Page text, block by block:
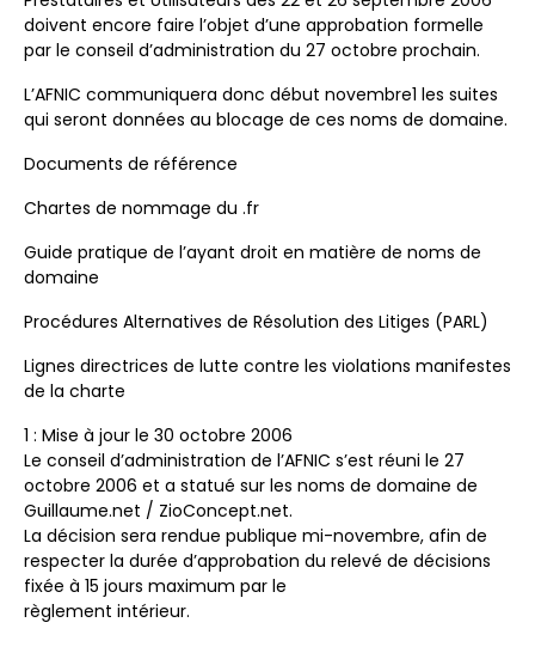
doivent encore faire l’objet d’une approbation formelle
par le conseil d’administration du 27 octobre prochain.
L’AFNIC communiquera donc début novembre1 les suites
qui seront données au blocage de ces noms de domaine.
Documents de référence
Chartes de nommage du .fr
Guide pratique de l’ayant droit en matière de noms de
domaine
Procédures Alternatives de Résolution des Litiges (PARL)
Lignes directrices de lutte contre les violations manifestes
de la charte
1 : Mise à jour le 30 octobre 2006
Le conseil d’administration de l’AFNIC s’est réuni le 27
octobre 2006 et a statué sur les noms de domaine de
Guillaume.net / ZioConcept.net.
La décision sera rendue publique mi-novembre, afin de
respecter la durée d’approbation du relevé de décisions
fixée à 15 jours maximum par le
règlement intérieur.